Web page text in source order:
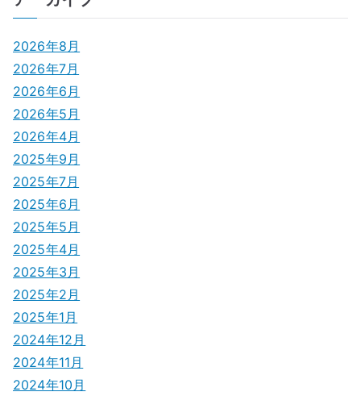
ビ
ゲ
ー
シ
ョ
ン
2026年8月
2026年7月
2026年6月
2026年5月
2026年4月
2025年9月
2025年7月
2025年6月
2025年5月
2025年4月
2025年3月
2025年2月
2025年1月
2024年12月
2024年11月
2024年10月